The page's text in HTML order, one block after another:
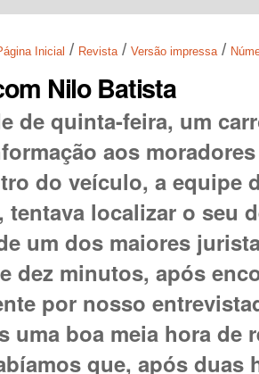
Inicial / Revista / Versão impressa /
Nilo Batista
de quinta-feira, um
aos
do veículo, a equipe
tentava localizar o seu
um dos maiores
dez minutos, após
por nosso
uma boa meia hora
que, após duas